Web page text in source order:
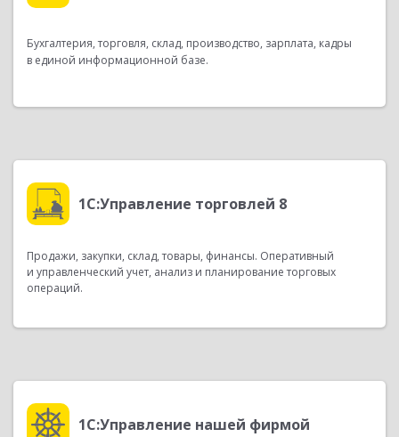
Бухгалтерия, торговля, склад, производство, зарплата, кадры
в единой информационной базе.
1С:Управление торговлей 8
Продажи, закупки, склад, товары, финансы. Оперативный
и управленческий учет, анализ и планирование торговых
операций.
1С:Управление нашей фирмой